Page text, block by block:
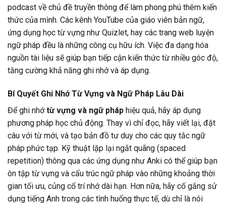
podcast về chủ đề truyền thông để làm phong phú thêm kiến
thức của mình. Các kênh YouTube của giáo viên bản ngữ,
ứng dụng học từ vựng như Quizlet, hay các trang web luyện
ngữ pháp đều là những công cụ hữu ích. Việc đa dạng hóa
nguồn tài liệu sẽ giúp bạn tiếp cận kiến thức từ nhiều góc độ,
tăng cường khả năng ghi nhớ và áp dụng.
Bí Quyết Ghi Nhớ Từ Vựng và Ngữ Pháp Lâu Dài
Để ghi nhớtừ vựng và ngữ pháp hiệu quả, hãy áp dụng
phương pháp học chủ động. Thay vì chỉ đọc, hãy viết lại, đặt
câu với từ mới, và tạo bản đồ tư duy cho các quy tắc ngữ
pháp phức tạp. Kỹ thuật lặp lại ngắt quãng (spaced
repetition) thông qua các ứng dụng như Anki có thể giúp bạn
ôn tập từ vựng và cấu trúc ngữ pháp vào những khoảng thời
gian tối ưu, củng cố trí nhớ dài hạn. Hơn nữa, hãy cố gắng sử
dụng tiếng Anh trong các tình huống thực tế, dù chỉ là nói